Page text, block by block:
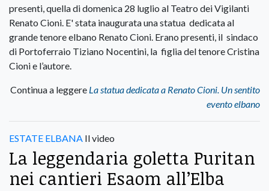
presenti, quella di domenica 28 luglio al Teatro dei Vigilanti
Renato Cioni. E' stata inaugurata una statua dedicata al
grande tenore elbano Renato Cioni. Erano presenti, il sindaco
di Portoferraio Tiziano Nocentini, la figlia del tenore Cristina
Cioni e l’autore.
Continua a leggere La statua dedicata a Renato Cioni. Un sentito
evento elbano
ESTATE ELBANA Il video
La leggendaria goletta Puritan
nei cantieri Esaom all’Elba